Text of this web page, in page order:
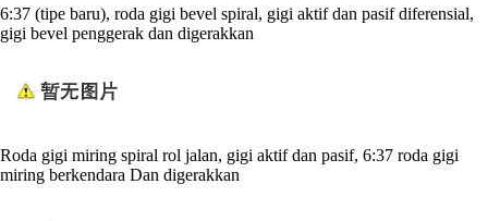
6:37 (tipe baru), roda gigi bevel spiral, gigi aktif dan pasif diferensial,
gigi bevel penggerak dan digerakkan
Roda gigi miring spiral rol jalan, gigi aktif dan pasif, 6:37 roda gigi
miring berkendara Dan digerakkan